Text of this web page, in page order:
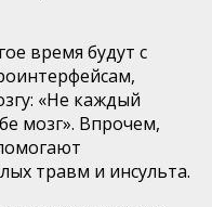
время будут с
«Не каждый
мозг». Впрочем,
травм и инсульта.